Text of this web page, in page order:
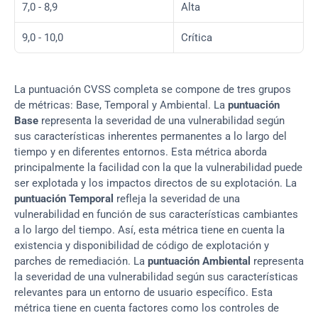
7,0 - 8,9 Alta
9,0 - 10,0 Crítica
La puntuación CVSS completa se compone de tres grupos
de métricas: Base, Temporal y Ambiental. La puntuación
Base representa la severidad de una vulnerabilidad según
sus características inherentes permanentes a lo largo del
tiempo y en diferentes entornos. Esta métrica aborda
principalmente la facilidad con la que la vulnerabilidad puede
puntuación Temporal refleja la severidad de una
vulnerabilidad en función de sus características cambiantes
a lo largo del tiempo. Así, esta métrica tiene en cuenta la
existencia y disponibilidad de código de explotación y
parches de remediación. La puntuación Ambiental representa
la severidad de una vulnerabilidad según sus características
relevantes para un entorno de usuario específico. Esta
métrica tiene en cuenta factores como los controles de